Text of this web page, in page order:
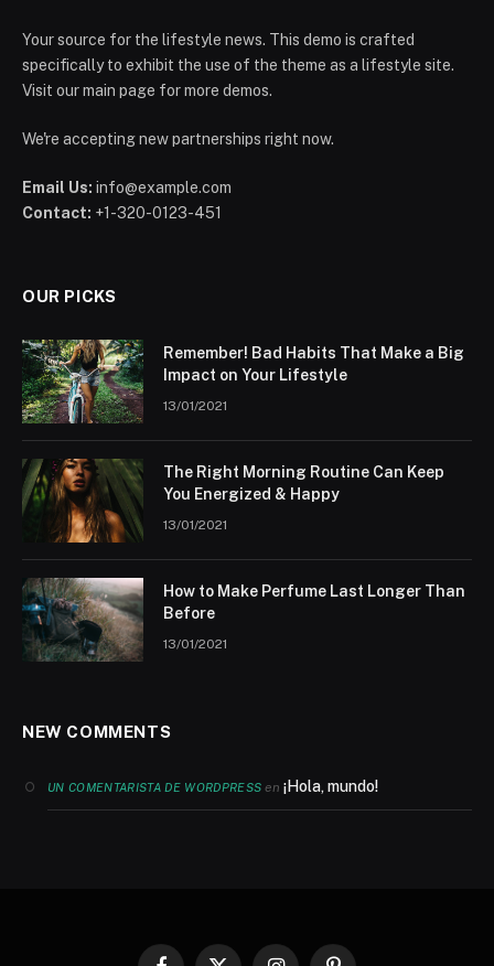
Your source for the lifestyle news. This demo is crafted
specifically to exhibit the use of the theme as a lifestyle site.
Visit our main page for more demos.
We're accepting new partnerships right now.
Email Us: info@example.com
Contact: +1-320-0123-451
OUR PICKS
Remember! Bad Habits That Make a Big
Impact on Your Lifestyle
13/01/2021
The Right Morning Routine Can Keep
You Energized & Happy
13/01/2021
How to Make Perfume Last Longer Than
Before
13/01/2021
NEW COMMENTS
UN COMENTARISTA DE WORDPRESS en¡Hola, mundo!